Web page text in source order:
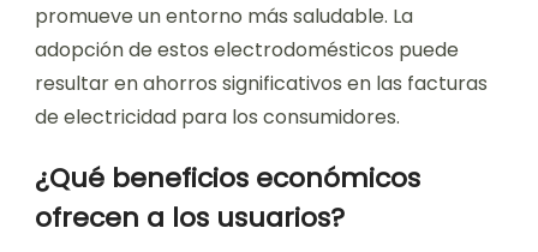
promueve un entorno más saludable. La
adopción de estos electrodomésticos puede
resultar en ahorros significativos en las facturas
de electricidad para los consumidores.
¿Qué beneficios económicos
ofrecen a los usuarios?